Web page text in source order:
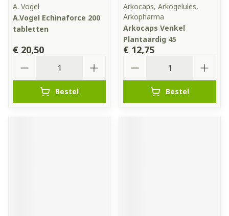
A. Vogel
A.Vogel Echinaforce 200
tabletten
€ 20,50
Bestel
Arkocaps, Arkogelules,
Arkopharma
Arkocaps Venkel
Plantaardig 45
€ 12,75
Bestel